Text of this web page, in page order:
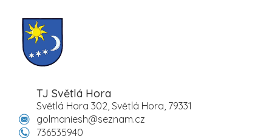
TJ Světlá Hora
Světlá Hora 302, Světlá Hora, 79331
golmaniesh@seznam.cz
736535940